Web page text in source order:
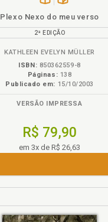
B.V.
Plexo Nexo do meu verso
2ª EDIÇÃO
KATHLEEN EVELYN MÜLLER
ISBN: 850362559-8
Páginas: 138
Publicado em: 15/10/2003
VERSÃO IMPRESSA
R$ 79,90
em 3x de R$ 26,63